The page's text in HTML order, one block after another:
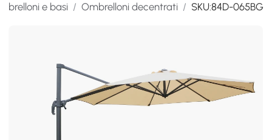
e basi / Ombrelloni decentrati / SKU:84D-065BG